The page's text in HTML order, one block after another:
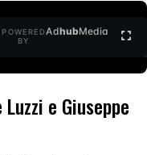
POWERED
BY
AdhubMedia
e Giuseppe